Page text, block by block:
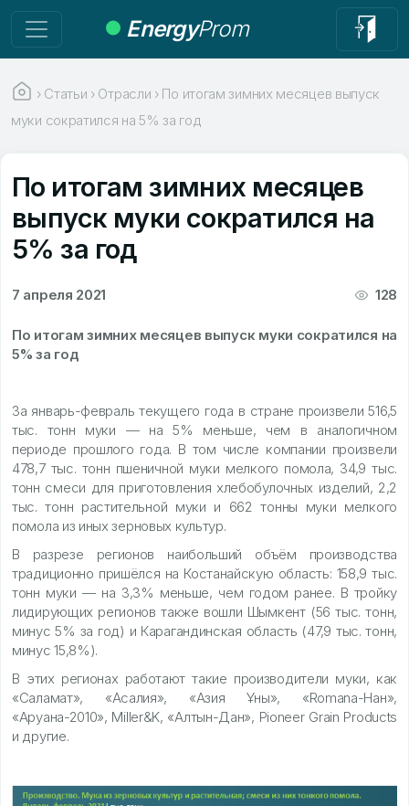
EnergyProm
› Статьи › Отрасли › По итогам зимних месяцев выпуск
муки сократился на 5% за год
По итогам зимних месяцев
выпуск муки сократился на
5% за год
7 апреля 2021 128
По итогам зимних месяцев выпуск муки сократился на
5% за год
За январь-февраль текущего года в стране произвели 516,5
тыс. тонн муки — на 5% меньше, чем в аналогичном
периоде прошлого года. В том числе компании произвели
478,7 тыс. тонн пшеничной муки мелкого помола, 34,9 тыс.
тонн смеси для приготовления хлебобулочных изделий, 2,2
тыс. тонн растительной муки и 662 тонны муки мелкого
помола из иных зерновых культур.
В разрезе регионов наибольший объём производства
традиционно пришёлся на Костанайскую область: 158,9 тыс.
тонн муки — на 3,3% меньше, чем годом ранее. В тройку
лидирующих регионов также вошли Шымкент (56 тыс. тонн,
минус 5% за год) и Карагандинская область (47,9 тыс. тонн,
минус 15,8%).
В этих регионах работают такие производители муки, как
«Саламат», «Асалия», «Азия Ұны», «Romana-Нан»,
«Аруана-2010», Miller&K, «Алтын-Дан», Pioneer Grain Products
и другие.